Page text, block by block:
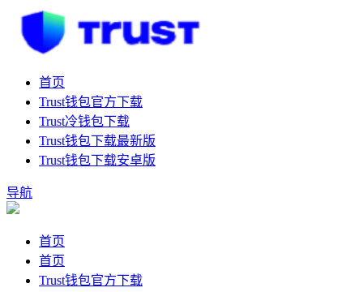
首页
Trust钱包官方下载
Trust冷钱包下载
Trust钱包下载最新版
Trust钱包下载安卓版
导航
首页
首页
Trust钱包官方下载